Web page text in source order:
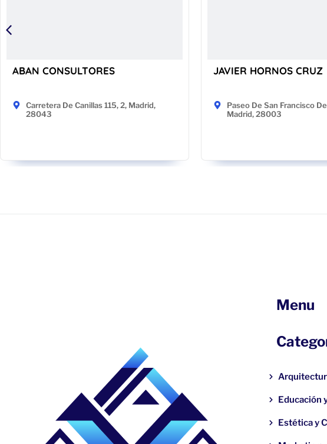
ABAN CONSULTORES
Carretera De Canillas 115, 2, Madrid,
28043
JAVIER HORNOS CRUZ
Paseo De San Francisco
Madrid, 28003
Menu
Educación
Estética y